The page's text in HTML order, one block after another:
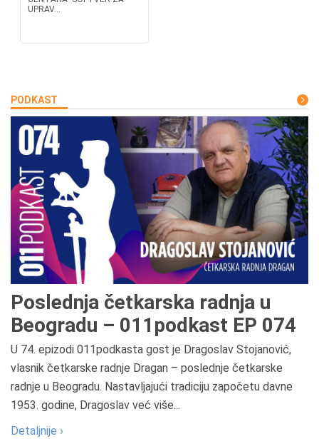
UPRAV...
PODKAST
Poslednja četkarska radnja u
Beogradu – 011podkast EP 074
U 74. epizodi 011podkasta gost je Dragoslav Stojanović,
vlasnik četkarske radnje Dragan – poslednje četkarske
radnje u Beogradu. Nastavljajući tradiciju započetu davne
1953. godine, Dragoslav već više...
Detaljnije ›